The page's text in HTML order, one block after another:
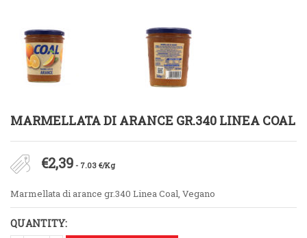
MARMELLATA DI ARANCE GR.340 LINEA COAL
€2,39 - 7.03 €/Kg
Marmellata di arance gr.340 Linea Coal, Vegano
QUANTITY: